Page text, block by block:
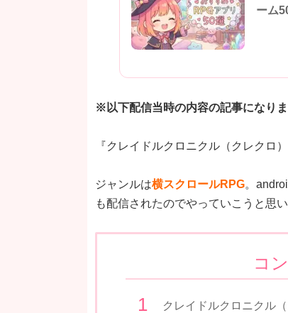
ーム
※以下配信当時の内容の記事になりま
『クレイドルクロニクル（クレクロ
ジャンルは横スクロールRPG。
も配信されたのでやっていこうと思い
コ
クレイドルクロニクル